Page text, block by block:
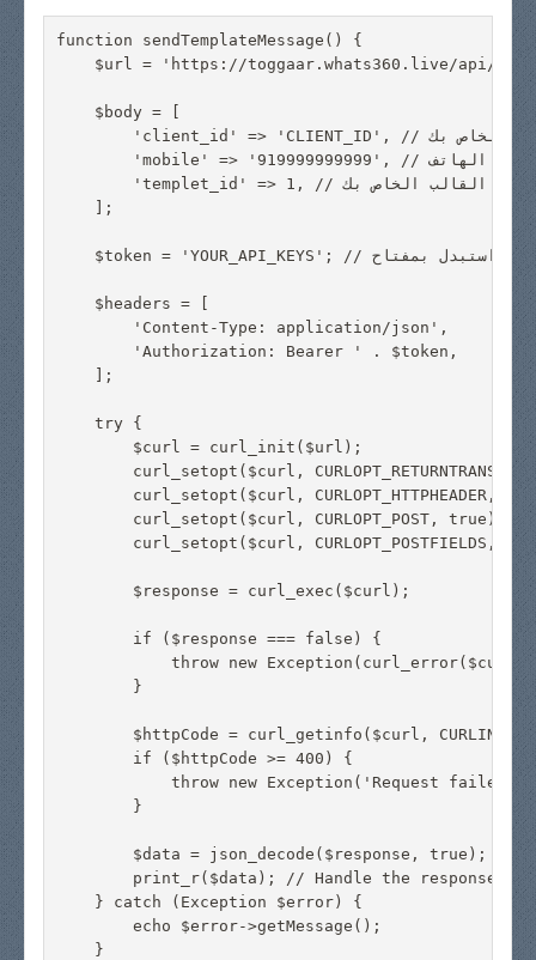
function sendTemplateMessage() {
$url = 'https://toggaar.whats360.live/api/
    $body = [
        'client_id' => 'CLIENT_ID', // استبدل بمعرف العميل الخاص بك
        'mobile' => '919999999999', // استبدل برقم الهاتف
        'templet_id' => 1, // استبدل بمعرف القالب الخاص بك
    ];
    $token = 'YOUR_API_KEYS'; // استبدل بمفتاح API الخاص بك
    $headers = [
        'Content-Type: application/json',
        'Authorization: Bearer ' . $token,
    ];
    try {
        $curl = curl_init($url);
curl_setopt($curl,
curl_setopt($curl, CURLOPT_HTTPHEADER,
        curl_setopt($curl, CURLOPT_POST, true);
curl_setopt($curl, CURLOPT_POSTFIELDS,
        $response = curl_exec($curl);
        if ($response === false) {
throw new
        }
$httpCode = curl_getinfo($curl,
        if ($httpCode >= 400) {
            throw new Exception('Request failed');
        }
        $data = json_decode($response, true);
print_r($data); // Handle the response
    } catch (Exception $error) {
        echo $error->getMessage();
    }